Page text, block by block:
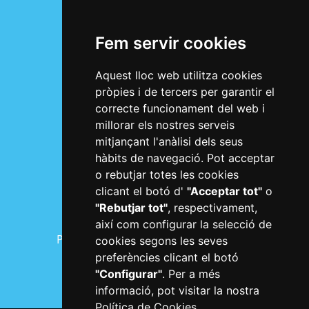
Fem servir cookies
Aquest lloc web utilitza cookies
pròpies i de tercers per garantir el
correcte funcionament del web i
millorar els nostres serveis
mitjançant l'anàlisi dels seus
hàbits de navegació. Pot acceptar
o rebutjar totes les cookies
clicant el botó d' "Acceptar tot"o
"Rebutjar tot", respectivament,
així com configurar la selecció de
cookies segons les seves
preferències clicant el botó
"Configurar". Per a més
informació, pot visitar la nostra
Plaça Mercadal
43201 Reus
977 010 010
tempspercures@reus.cat
Informació bàsica RGPD
Política de privacitat
Política de cookies
Configurar cookies
Avís legal
Accessibilitat Mapa web